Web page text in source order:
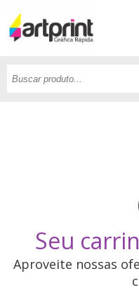
Seu
Aproveite nossas